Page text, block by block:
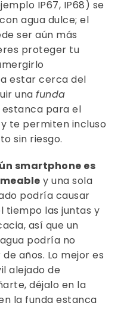
IP67, IP68) se
agua dulce; el
ser aún más
proteger tu
estar cerca del
unafunda
para el
te permiten incluso
sin riesgo.
smartphone es
y una sola
podría causar
tiempo las juntas y
así que un
podría no
años. Lo mejor es
alejado de
déjalo en la
la funda estanca